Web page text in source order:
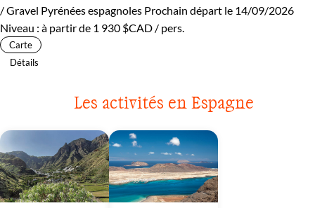
/ Gravel Pyrénées espagnoles Prochain départ le 14/09/2026
Niveau : à partir de 1 930 $CAD / pers.
Carte
Détails
Les activités en Espagne